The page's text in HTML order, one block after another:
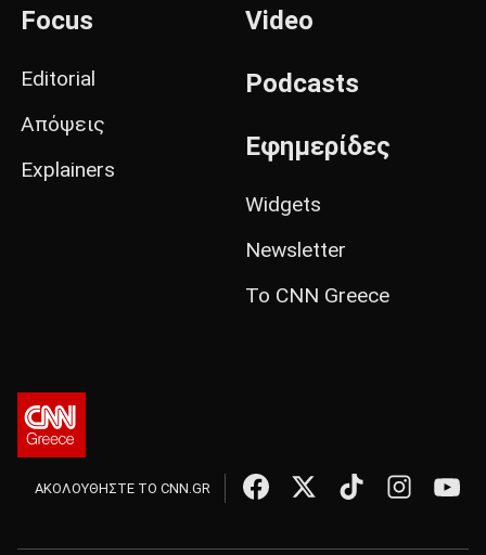
Focus
Editorial
Απόψεις
Explainers
Video
Podcasts
Εφημερίδες
Widgets
Newsletter
Το CNN Greece
ΑΚΟΛΟΥΘΗΣΤΕ ΤΟ CNN.GR